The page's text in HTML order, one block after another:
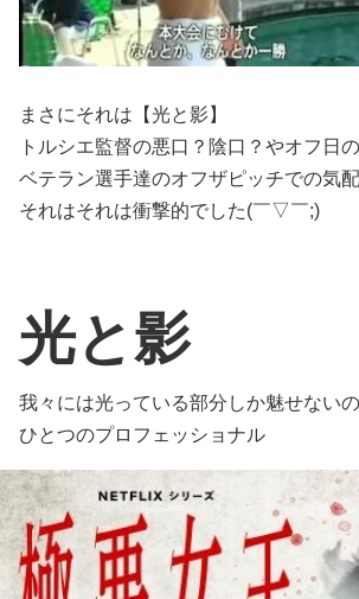
まさにそれは【光と影】
トルシエ監督の悪口？陰口？やオフ日
ベテラン選手達のオフザピッチでの気
それはそれは衝撃的でした(￣▽￣;)
光と影
我々には光っている部分しか魅せない
ひとつのプロフェッショナル